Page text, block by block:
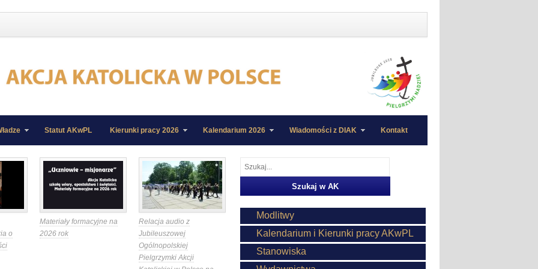
Statut AKwPL Kierunki pracy 2026 Kalendarium 2026 Wiadomości z DIAK Kontakt
o
Materiały formacyjne na
2026 rok
Relacja audio z
Jubileuszowej
Ogólnopolskiej
Pielgrzymki Akcji
Modlitwy
Kalendarium i Kierunki pracy AKwPL
Stanowiska